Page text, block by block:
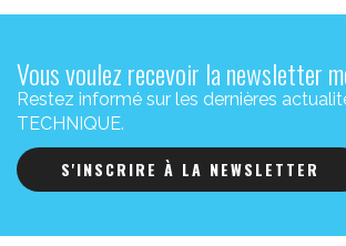
Vous voulez recevoir la newsletter
Restez informé sur les dernières
TECHNIQUE.
S'INSCRIRE À LA NEWSLETTER